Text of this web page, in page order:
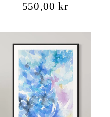
Vanlig
550,00 kr